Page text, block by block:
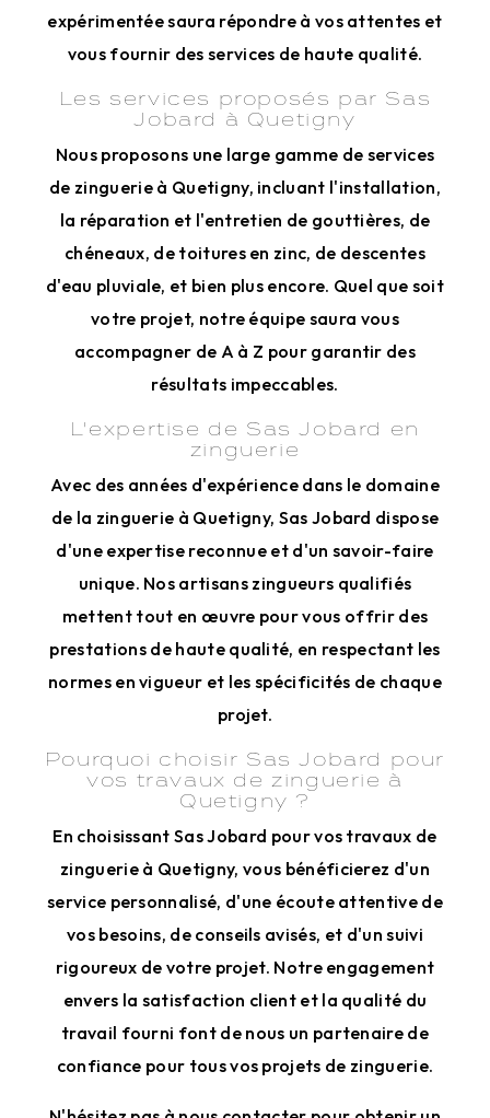
expérimentée saura répondre à vos attentes et
vous fournir des services de haute qualité.
Les services proposés par Sas
Jobard à Quetigny
Nous proposons une large gamme de services
de zinguerie à Quetigny, incluant l'installation,
la réparation et l'entretien de gouttières, de
chéneaux, de toitures en zinc, de descentes
d'eau pluviale, et bien plus encore. Quel que soit
votre projet, notre équipe saura vous
accompagner de A à Z pour garantir des
résultats impeccables.
L'expertise de Sas Jobard en
zinguerie
Avec des années d'expérience dans le domaine
de la zinguerie à Quetigny, Sas Jobard dispose
d'une expertise reconnue et d'un savoir-faire
unique. Nos artisans zingueurs qualifiés
mettent tout en œuvre pour vous offrir des
prestations de haute qualité, en respectant les
normes en vigueur et les spécificités de chaque
projet.
Pourquoi choisir Sas Jobard pour
vos travaux de zinguerie à
Quetigny ?
En choisissant Sas Jobard pour vos travaux de
zinguerie à Quetigny, vous bénéficierez d'un
service personnalisé, d'une écoute attentive de
vos besoins, de conseils avisés, et d'un suivi
rigoureux de votre projet. Notre engagement
envers la satisfaction client et la qualité du
travail fourni font de nous un partenaire de
confiance pour tous vos projets de zinguerie.